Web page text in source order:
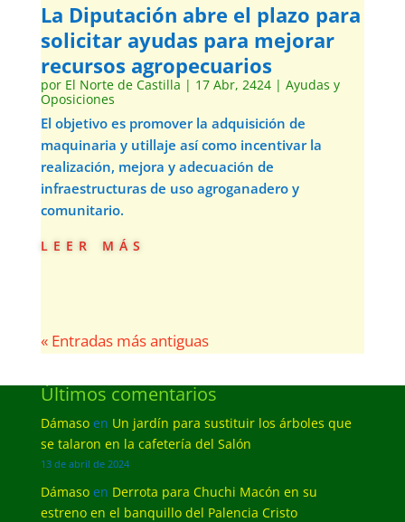
La Diputación abre el plazo para
solicitar ayudas para mejorar
recursos agropecuarios
por El Norte de Castilla | 17 Abr, 2424| Ayudas y
Oposiciones
El objetivo es promover la adquisición de
maquinaria y utillaje así como incentivar la
realización, mejora y adecuación de
infraestructuras de uso agroganadero y
comunitario.
leer más
« Entradas más antiguas
Últimos comentarios
Dámasoen Un jardín para sustituir los árboles que
se talaron en la cafetería del Salón
13 de abril de 2024
Dámasoen Derrota para Chuchi Macón en su
estreno en el banquillo del Palencia Cristo